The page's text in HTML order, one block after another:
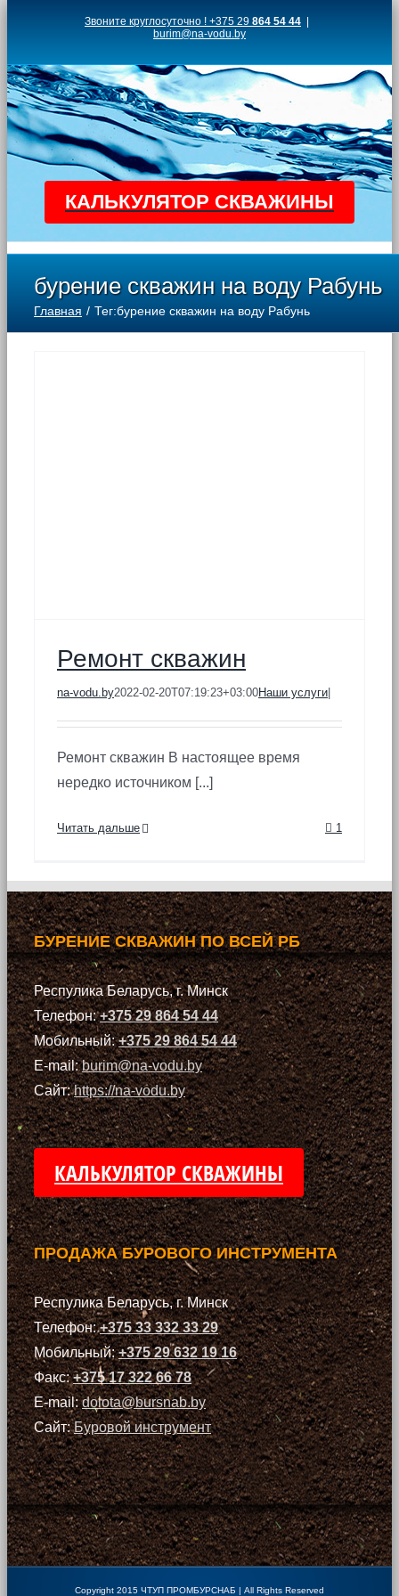
content
Звоните круглосуточно ! +375 29 864 54 44
burim@na-vodu.by
КАЛЬКУЛЯТОР СКВАЖИНЫ
бурение скважин на воду Рабунь
Главная Тег:бурение скважин на воду Рабунь
Ремонт скважин
na-vodu.by2022-02-20T07:19:23+03:00Наши услуги
Ремонт скважин В настоящее время
нередко источником [...]
Читать дальше 1
БУРЕНИЕ СКВАЖИН ПО ВСЕЙ РБ
Респулика Беларусь, г. Минск
Телефон:+375 29 864 54 44
Мобильный:+375 29 864 54 44
E-mail:burim@na-vodu.by
Сайт:https://na-vodu.by
КАЛЬКУЛЯТОР СКВАЖИНЫ
ПРОДАЖА БУРОВОГО ИНСТРУМЕНТА
Респулика Беларусь, г. Минск
Телефон:+375 33 332 33 29
Мобильный:+375 29 632 19 16
Факс:+375 17 322 66 78
E-mail:dolota@bursnab.by
Сайт:Буровой инструмент
Copyright 2015 ЧТУП ПРОМБУРСНАБ | All Rights Reserved